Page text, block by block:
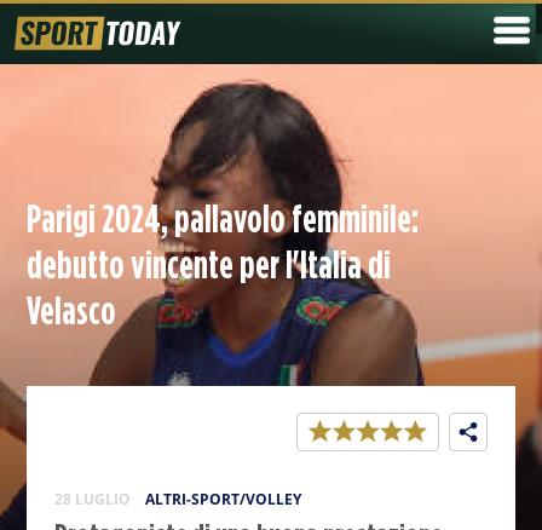
Parigi 2024, pallavolo femminile:
debutto vincente per l'Italia di
Velasco
28 LUGLIO ALTRI-SPORT/VOLLEY